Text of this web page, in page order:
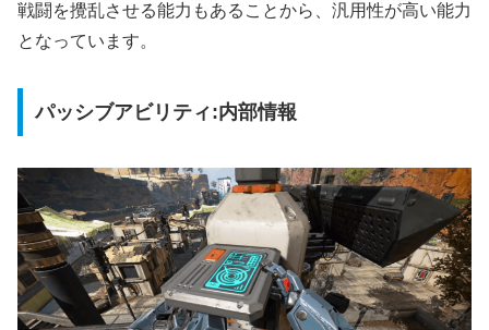
戦闘を攪乱させる能力もあることから、汎用性が高い能力
となっています。
パッシブアビリティ:内部情報